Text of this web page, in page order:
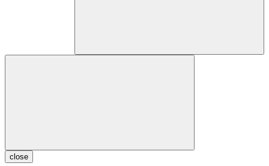
close